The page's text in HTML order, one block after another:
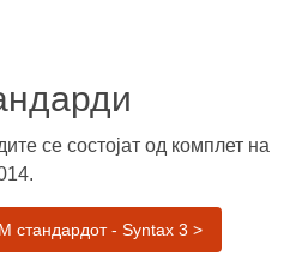
се состојат од комплет на
стандардот - Syntax 3 >